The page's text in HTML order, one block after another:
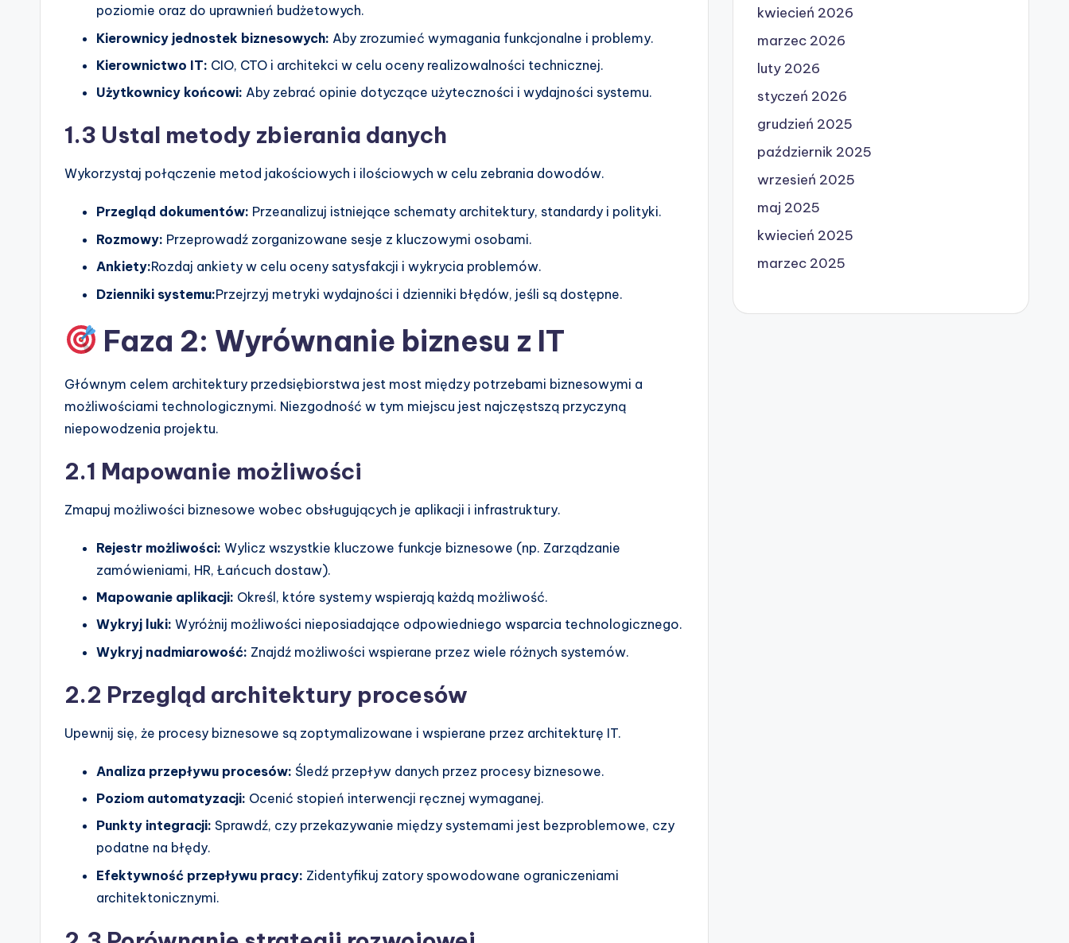
poziomie oraz do uprawnień budżetowych.
Kierownicy jednostek biznesowych: Aby zrozumieć wymagania funkcjonalne i problemy.
Kierownictwo IT: CIO, CTO i architekci w celu oceny realizowalności technicznej.
Użytkownicy końcowi: Aby zebrać opinie dotyczące użyteczności i wydajności systemu.
1.3 Ustal metody zbierania danych
Wykorzystaj połączenie metod jakościowych i ilościowych w celu zebrania dowodów.
Przegląd dokumentów: Przeanalizuj istniejące schematy architektury, standardy i polityki.
Rozmowy: Przeprowadź zorganizowane sesje z kluczowymi osobami.
Ankiety:Rozdaj ankiety w celu oceny satysfakcji i wykrycia problemów.
Dzienniki systemu:Przejrzyj metryki wydajności i dzienniki błędów, jeśli są dostępne.
Faza 2: Wyrównanie biznesu z IT
Głównym celem architektury przedsiębiorstwa jest most między potrzebami biznesowymi a
możliwościami technologicznymi. Niezgodność w tym miejscu jest najczęstszą przyczyną
niepowodzenia projektu.
2.1 Mapowanie możliwości
Zmapuj możliwości biznesowe wobec obsługujących je aplikacji i infrastruktury.
Rejestr możliwości: Wylicz wszystkie kluczowe funkcje biznesowe (np. Zarządzanie
zamówieniami, HR, Łańcuch dostaw).
Mapowanie aplikacji: Określ, które systemy wspierają każdą możliwość.
Wykryj luki: Wyróżnij możliwości nieposiadające odpowiedniego wsparcia technologicznego.
Wykryj nadmiarowość: Znajdź możliwości wspierane przez wiele różnych systemów.
2.2 Przegląd architektury procesów
Upewnij się, że procesy biznesowe są zoptymalizowane i wspierane przez architekturę IT.
Analiza przepływu procesów: Śledź przepływ danych przez procesy biznesowe.
Poziom automatyzacji: Ocenić stopień interwencji ręcznej wymaganej.
Punkty integracji: Sprawdź, czy przekazywanie między systemami jest bezproblemowe, czy
podatne na błędy.
Efektywność przepływu pracy: Zidentyfikuj zatory spowodowane ograniczeniami
architektonicznymi.
kwiecień 2026
marzec 2026
luty 2026
styczeń 2026
grudzień 2025
październik 2025
wrzesień 2025
maj 2025
kwiecień 2025
marzec 2025